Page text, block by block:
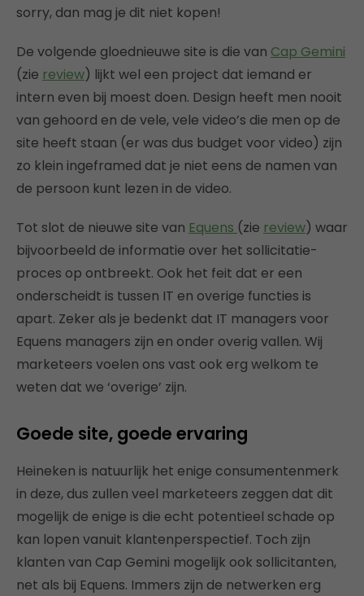
sorry, dan mag je dit niet kopen!
De volgende gloednieuwe site is die van Cap Gemini
(zie review) lijkt wel een project dat iemand er
intern even bij moest doen. Design heeft men nooit
van gehoord en de vele, vele video’s die men op de
site heeft staan (er was dus budget voor video) zijn
zo klein ingeframed dat je niet eens de namen van
de persoon kunt lezen in de video.
Tot slot de nieuwe site van Equens (zie review) waar
bijvoorbeeld de informatie over het sollicitatie-
proces op ontbreekt. Ook het feit dat er een
onderscheidt is tussen IT en overige functies is
apart. Zeker als je bedenkt dat IT managers voor
Equens managers zijn en onder overig vallen. Wij
marketeers voelen ons vast ook erg welkom te
weten dat we ‘overige’ zijn.
Goede site, goede ervaring
Heineken is natuurlijk het enige consumentenmerk
in deze, dus zullen veel marketeers zeggen dat dit
mogelijk de enige is die echt potentieel schade op
kan lopen vanuit klantenperspectief. Toch zijn
klanten van Cap Gemini mogelijk ook sollicitanten,
net als bij Equens. Immers zijn de netwerken erg